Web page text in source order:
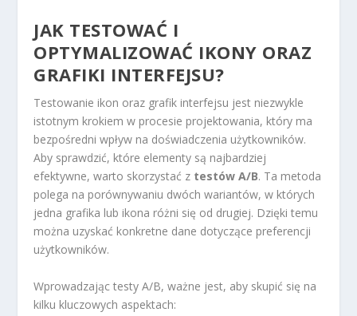
JAK TESTOWAĆ I
OPTYMALIZOWAĆ IKONY ORAZ
GRAFIKI INTERFEJSU?
Testowanie ikon oraz grafik interfejsu jest niezwykle
istotnym krokiem w procesie projektowania, który ma
bezpośredni wpływ na doświadczenia użytkowników.
Aby sprawdzić, które elementy są najbardziej
efektywne, warto skorzystać z testów A/B. Ta metoda
polega na porównywaniu dwóch wariantów, w których
jedna grafika lub ikona różni się od drugiej. Dzięki temu
można uzyskać konkretne dane dotyczące preferencji
użytkowników.
Wprowadzając testy A/B, ważne jest, aby skupić się na
kilku kluczowych aspektach: